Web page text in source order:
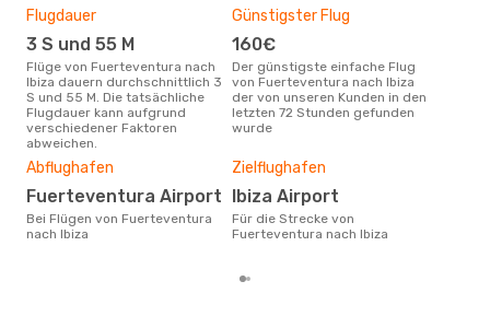
Flugdauer
3 S und 55 M
Flüge von Fuerteventura nach
Ibiza dauern durchschnittlich 3
S und 55 M. Die tatsächliche
Flugdauer kann aufgrund
verschiedener Faktoren
abweichen.
Günstigster Flug
160€
Der günstigste einfache Flug
von Fuerteventura nach Ibiza
der von unseren Kunden in den
letzten 72 Stunden gefunden
wurde
Abflughafen
Fuerteventura Airport
Bei Flügen von Fuerteventura
nach Ibiza
Zielflughafen
Ibiza Airport
Für die Strecke von
Fuerteventura nach Ibiza